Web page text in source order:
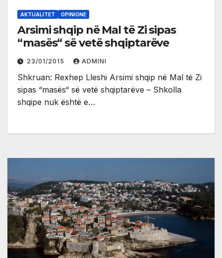
AKTUALITET OPINIONE
Arsimi shqip në Mal të Zi sipas
“masës“ së vetë shqiptarëve
23/01/2015 ADMINI
Shkruan: Rexhep Lleshi Arsimi shqip në Mal të Zi
sipas “masës“ së vetë shqiptarëve – Shkolla
shqipe nuk është e…